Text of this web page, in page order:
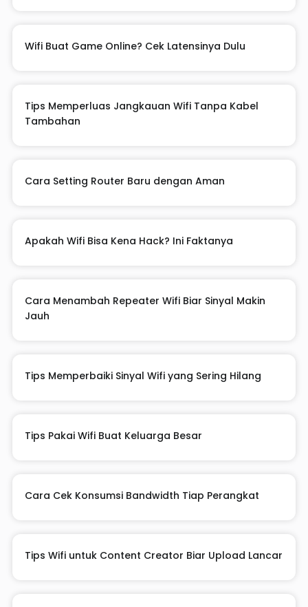
Wifi Buat Game Online? Cek Latensinya Dulu
Tips Memperluas Jangkauan Wifi Tanpa Kabel
Tambahan
Cara Setting Router Baru dengan Aman
Apakah Wifi Bisa Kena Hack? Ini Faktanya
Cara Menambah Repeater Wifi Biar Sinyal Makin
Jauh
Tips Memperbaiki Sinyal Wifi yang Sering Hilang
Tips Pakai Wifi Buat Keluarga Besar
Cara Cek Konsumsi Bandwidth Tiap Perangkat
Tips Wifi untuk Content Creator Biar Upload Lancar